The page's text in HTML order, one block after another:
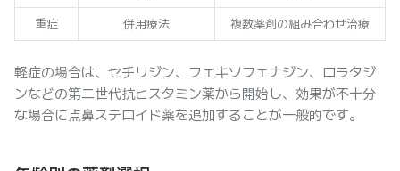
重症 併用療法 複数薬剤の組み合わせ治療
軽症の場合は、セチリジン、フェキソフェナジン、ロラタジ
ンなどの第二世代抗ヒスタミン薬から開始し、効果が不十分
な場合に点鼻ステロイド薬を追加することが一般的です。